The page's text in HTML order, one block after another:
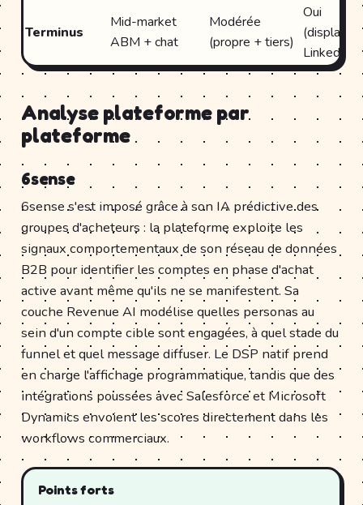
Terminus
Mid-market
ABM + chat
Modérée
(propre + tiers)
Oui
(display +
LinkedIn)
Analyse plateforme par
plateforme
6sense
6sense s'est imposé grâce à son IA prédictive des
groupes d'acheteurs : la plateforme exploite les
signaux comportementaux de son réseau de données
B2B pour identifier les comptes en phase d'achat
active avant même qu'ils ne se manifestent. Sa
couche Revenue AI modélise quelles personas au
sein d'un compte cible sont engagées, à quel stade du
funnel et quel message diffuser. Le DSP natif prend
en charge l'affichage programmatique, tandis que des
intégrations poussées avec Salesforce et Microsoft
Dynamics envoient les scores directement dans les
workflows commerciaux.
Points forts